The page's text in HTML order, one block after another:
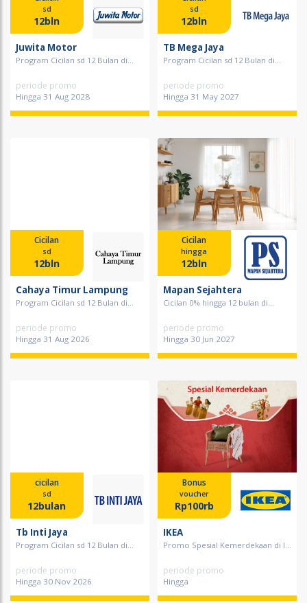
sd
12bln
Juwita Motor
Program Cicilan sd 12 Bulan di...
periode promo
Hingga 31 Aug 2028
sd
12bln
TB Mega Jaya
Program Cicilan sd 12 Bulan di...
periode promo
Hingga 31 May 2027
Cicilan
sd
12bln
Cahaya Timur Lampung
Program Cicilan sd 12 Bulan di...
periode promo
Hingga 31 Aug 2026
Cicilan
hingga
12bln
Mapan Sejahtera
Cicilan 0% hingga 12 bulan di...
periode promo
Hingga 30 Jun 2027
cicilan
sd
12bulan
Tb Inti Jaya
Program Cicilan sd 12 Bulan di...
periode promo
Hingga 30 Nov 2026
Bonus
voucher
Rp100rb
IKEA
Promo Spesial Kemerdekaan di I...
periode promo
Hingga